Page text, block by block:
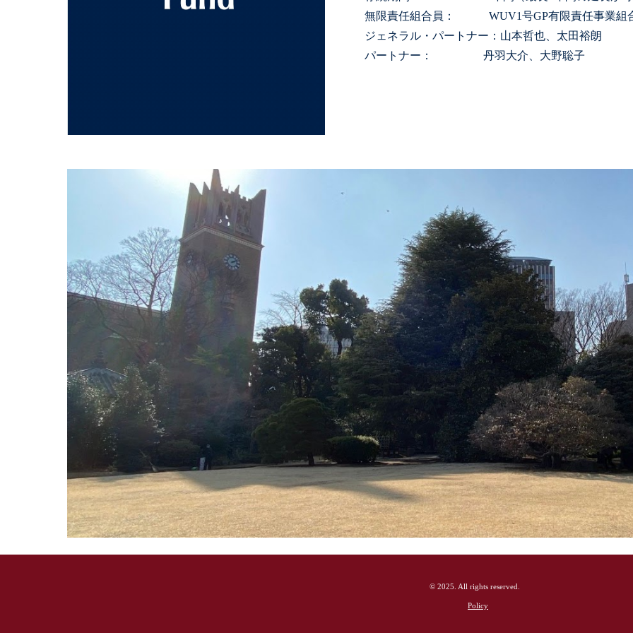
無限責任組合員： WUV1号GP有限責任事業組
ジェネラル・パートナー：山本哲也、太田裕朗
パートナー： 丹羽大介、大野聡子
© 2025. All rights reserved.
Policy